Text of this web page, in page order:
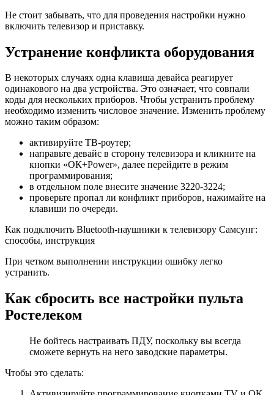
Не стоит забывать, что для проведения настройки нужно
включить телевизор и приставку.
Устранение конфликта оборудования
В некоторых случаях одна клавиша девайса реагирует
одинакового на два устройства. Это означает, что совпали
коды для нескольких приборов. Чтобы устранить проблему
необходимо изменить числовое значение. Изменить проблему
можно таким образом:
активируйте ТВ-роутер;
направьте девайс в сторону телевизора и кликните на
кнопки «ОК+Power», далее перейдите в режим
программирования;
в отдельном поле внесите значение 3220-3224;
проверьте пропал ли конфликт приборов, нажимайте на
клавиши по очереди.
Как подключить Bluetooth-наушники к телевизору Самсунг:
способы, инструкция
При четком выполнении инструкции ошибку легко
устранить.
Как сбросить все настройки пульта
Ростелеком
Не бойтесь настраивать ПДУ, поскольку вы всегда
сможете вернуть на него заводские параметры.
Чтобы это сделать: